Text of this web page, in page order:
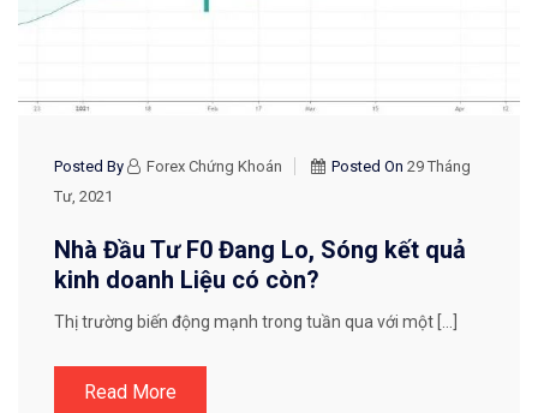
Posted By Forex Chứng Khoán Posted On 29 Tháng
Tư, 2021
Nhà Đầu Tư F0 Đang Lo, Sóng kết quả
kinh doanh Liệu có còn?
Thị trường biến động mạnh trong tuần qua với một […]
Read More